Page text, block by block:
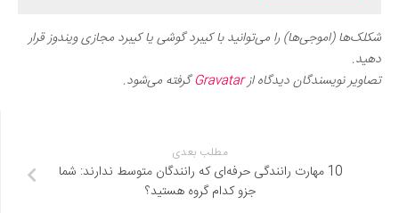
شکلک‌ها (اموجی‌ها) را می‌توانید با کیبرد گوشی یا کیبرد مجازی ویندوز قرار
دهید.
تصاویر نویسندگان دیدگاه ازGravatarگرفته می‌شود.
مطلب بعدی
10 مهارت رانندگی حرفه‌ای که رانندگان متوسط ندارند: شما
جزو کدام گروه هستید؟